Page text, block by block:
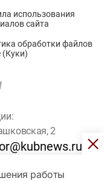
работы
использования
сайта
обработки файлов
(Куки)
2
16 лет